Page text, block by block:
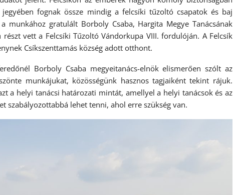
fognak össze mindig a felcsíki tűzoltó csapatok és baj
munkához gratulált Borboly Csaba, Hargita Megye Tanácsának
vett a Felcsíki Tűzoltó Vándorkupa VIII. fordulóján. A Felcsík
Csíkszenttamás község adott otthont.
Borboly Csaba megyeitanács-elnök elismerően szólt az
munkájukat, közösségünk hasznos tagjaiként tekint rájuk.
a helyi tanácsi határozati mintát, amellyel a helyi tanácsok és az
szabályozottabbá lehet tenni, ahol erre szükség van.